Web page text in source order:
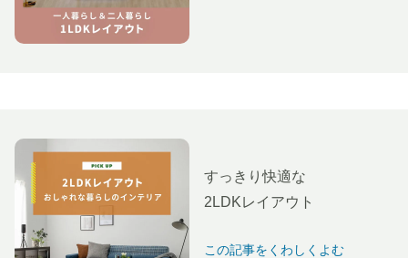
すっきり快適な
2LDKレイアウト
この記事をくわしくよむ